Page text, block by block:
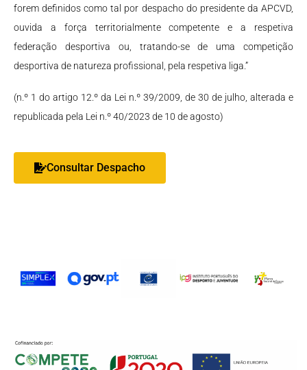
forem definidos como tal por despacho do presidente da APCVD,
ouvida a força territorialmente competente e a respetiva
federação desportiva ou, tratando-se de uma competição
desportiva de natureza profissional, pela respetiva liga.”
(n.º 1 do artigo 12.º da Lei n.º 39/2009, de 30 de julho, alterada e
republicada pela Lei n.º 40/2023 de 10 de agosto)
Consultar Despacho